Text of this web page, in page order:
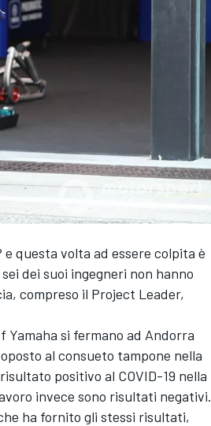
e questa volta ad essere colpita è
dei suoi ingegneri non hanno
compreso il Project Leader,
si fermano ad Andorra
al consueto tampone nella
positivo al COVID-19 nella
invece sono risultati negativi.
ha fornito gli stessi risultati,